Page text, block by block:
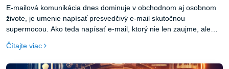
E-mailová komunikácia dnes dominuje v obchodnom aj osobnom
živote, je umenie napísať presvedčivý e-mail skutočnou
supermocou. Ako teda napísať e-mail, ktorý nie len zaujme, ale
efektívne techniky a stratégie, ktoré z vašich e-mailov urobia
Čítajte viac